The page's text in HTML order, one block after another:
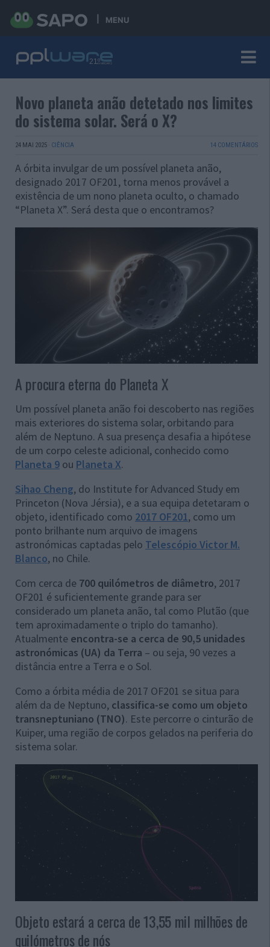
MENU
Novo planeta anão detetado nos limites
do sistema solar. Será o X?
24 MAI 2025 · CIÊNCIA 14 COMENTÁRIOS
A órbita invulgar de um possível planeta anão,
designado 2017 OF201, torna menos provável a
existência de um nono planeta oculto, o chamado
“Planeta X”. Será desta que o encontramos?
A procura eterna do Planeta X
Um possível planeta anão foi descoberto nas regiões
mais exteriores do sistema solar, orbitando para
além de Neptuno. A sua presença desafia a hipótese
de um corpo celeste adicional, conhecido como
Planeta 9 ou Planeta X.
Sihao Cheng, do Institute for Advanced Study em
Princeton (Nova Jérsia), e a sua equipa detetaram o
objeto, identificado como 2017 OF201, como um
ponto brilhante num arquivo de imagens
astronómicas captadas pelo Telescópio Victor M.
Blanco, no Chile.
Com cerca de 700 quilómetros de diâmetro, 2017
OF201 é suficientemente grande para ser
considerado um planeta anão, tal como Plutão (que
tem aproximadamente o triplo do tamanho).
Atualmente encontra-se a cerca de 90,5 unidades
astronómicas (UA) da Terra – ou seja, 90 vezes a
distância entre a Terra e o Sol.
Como a órbita média de 2017 OF201 se situa para
além da de Neptuno, classifica-se como um objeto
transneptuniano (TNO). Este percorre o cinturão de
Kuiper, uma região de corpos gelados na periferia do
sistema solar.
Objeto estará a cerca de 13,55 mil milhões de
quilómetros de nós